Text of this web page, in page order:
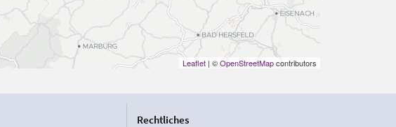
Leaflet| ©OpenStreetMapcontributors
Rechtliches